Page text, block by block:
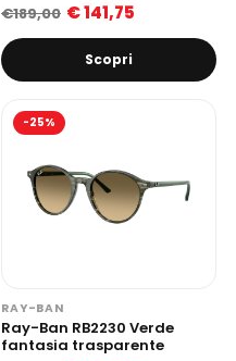
€189,00 € 141,75
Scopri
-25%
RAY-BAN
Ray-Ban RB2230 Verde
fantasia trasparente